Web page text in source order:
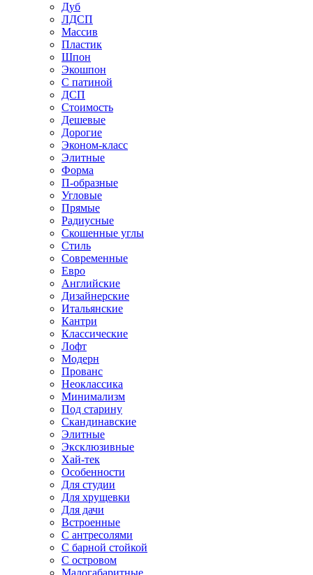
Дуб
ЛДСП
Массив
Пластик
Шпон
Экошпон
С патиной
ДСП
Стоимость
Дешевые
Дорогие
Эконом-класс
Элитные
Форма
П-образные
Угловые
Прямые
Радиусные
Скошенные углы
Стиль
Современные
Евро
Английские
Дизайнерские
Итальянские
Кантри
Классические
Лофт
Модерн
Прованс
Неоклассика
Минимализм
Под старину
Скандинавские
Элитные
Эксклюзивные
Хай-тек
Особенности
Для студии
Для хрущевки
Для дачи
Встроенные
С антресолями
С барной стойкой
С островом
Малогабаритные